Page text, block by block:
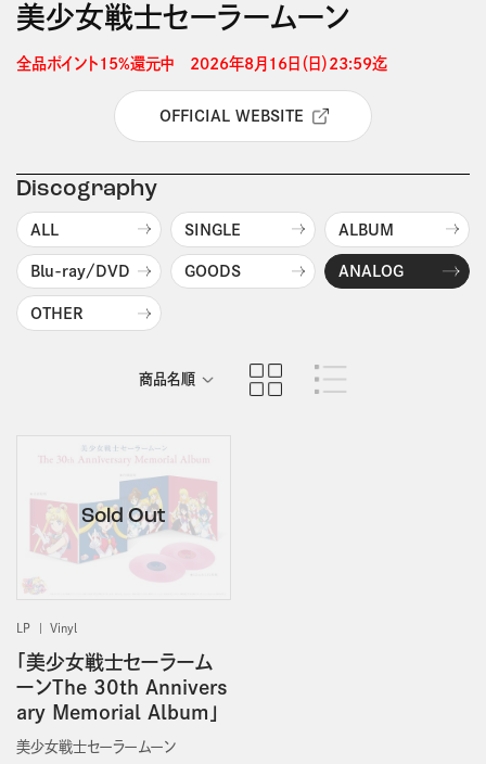
美少女戦士セーラームーン
全品ポイント15%還元中　2026年8月16日（日）23:59迄
OFFICIAL WEBSITE
Discography
ALL SINGLE ALBUM
Blu-ray/DVD GOODS ANALOG
OTHER
商品名順
LP Vinyl
「美少女戦士セーラーム
ーンThe 30th Annivers
ary Memorial Album」
美少女戦士セーラームーン